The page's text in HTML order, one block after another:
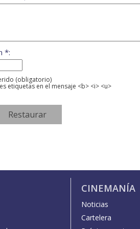
*:
(obligatorio)
etiquetas en el mensaje <b> <i> <u>
CINEMANÍA
Noticias
Cartelera